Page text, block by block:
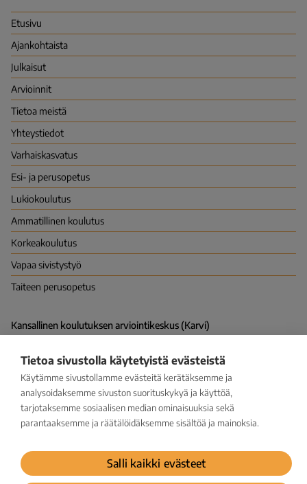
(Karvi)
Etusivu
Ajankohtaista
Julkaisut
Arvioinnit
Tietoa meistä
Yhteystiedot
Varhais­kasvatus
Esi- ja perusopetus
Lukio­koulutus
Ammatillinen koulutus
Korkea­koulutus
Vapaa sivistys­työ
Taiteen perusopetus
Kansallinen koulutuksen arviointikeskus (Karvi)
Vapaudenkatu 58, 40100 JYVÄSKYLÄ
kirjaamo@karvi.fi
029 533 1600
Facebook
LinkedIn
Instagram
Bluesky
YouTube
Tietoa sivustolla käytetyistä evästeistä
Käytämme sivustollamme evästeitä kerätäksemme ja
analysoidaksemme sivuston suorituskykyä ja käyttöä,
tarjotaksemme sosiaalisen median ominaisuuksia sekä
parantaaksemme ja räätälöidäksemme sisältöä ja mainoksia.
Salli kaikki evästeet